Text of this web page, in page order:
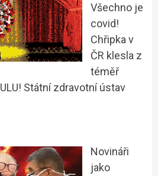
Všechno je
covid!
Chřipka v
ČR klesla z
téměř
Státní zdravotní ústav
Novináři
jako